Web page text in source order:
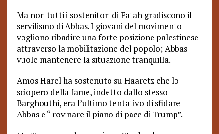
Ma non tutti i sostenitori di Fatah gradiscono il
servilismo di Abbas. I giovani del movimento
vogliono ribadire una forte posizione palestinese
attraverso la mobilitazione del popolo; Abbas
vuole mantenere la situazione tranquilla.
Amos Harel ha sostenuto su Haaretz che lo
sciopero della fame, indetto dallo stesso
Barghouthi, era l’ultimo tentativo di sfidare
Abbas e “ rovinare il piano di pace di Trump”.